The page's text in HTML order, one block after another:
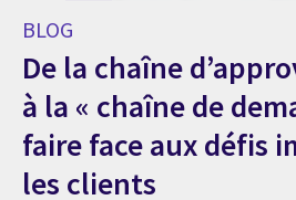
BLOG
De la chaîne
à la « chaîne de
faire face aux défis
les clients